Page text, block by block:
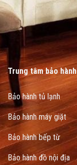
Trung tâm bảo hành
Bảo hành tủ lạnh
Bảo hành máy giặt
Bảo hành bếp từ
Bảo hành đồ nội địa